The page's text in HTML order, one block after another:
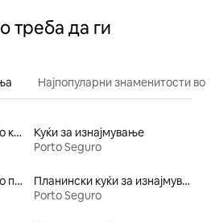
треба да ги
Најпопуларни знаменитости во
Места за изнајмување со кајак
Куќи за изнајмување
Porto Seguro
Места за изнајмување со појадок
Планински куќи за изнајмување
Porto Seguro